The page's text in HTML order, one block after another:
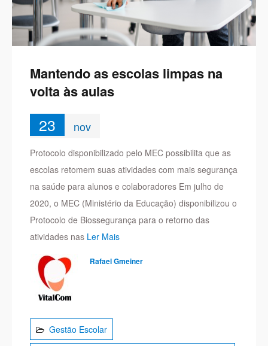
Mantendo as escolas limpas na
volta às aulas
23 nov
Protocolo disponibilizado pelo MEC possibilita que as
escolas retomem suas atividades com mais segurança
na saúde para alunos e colaboradores Em julho de
2020, o MEC (Ministério da Educação) disponibilizou o
Protocolo de Biossegurança para o retorno das
atividades nas Ler Mais
Rafael Gmeiner
Gestão Escolar